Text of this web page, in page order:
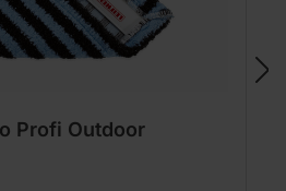
Profi Outdoor